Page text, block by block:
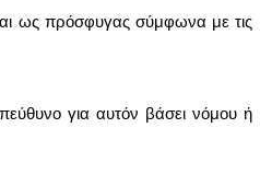
ως πρόσφυγας σύμφωνα με τις
για αυτόν βάσει νόμου ή